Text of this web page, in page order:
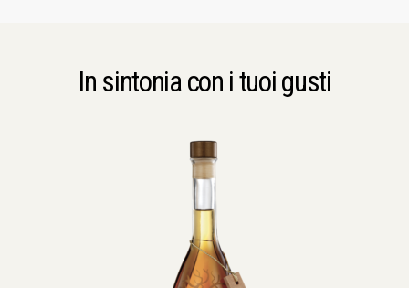
In sintonia con i tuoi gusti